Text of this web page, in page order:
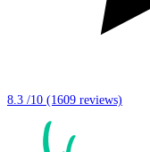
8.3 /10 (1609 reviews)